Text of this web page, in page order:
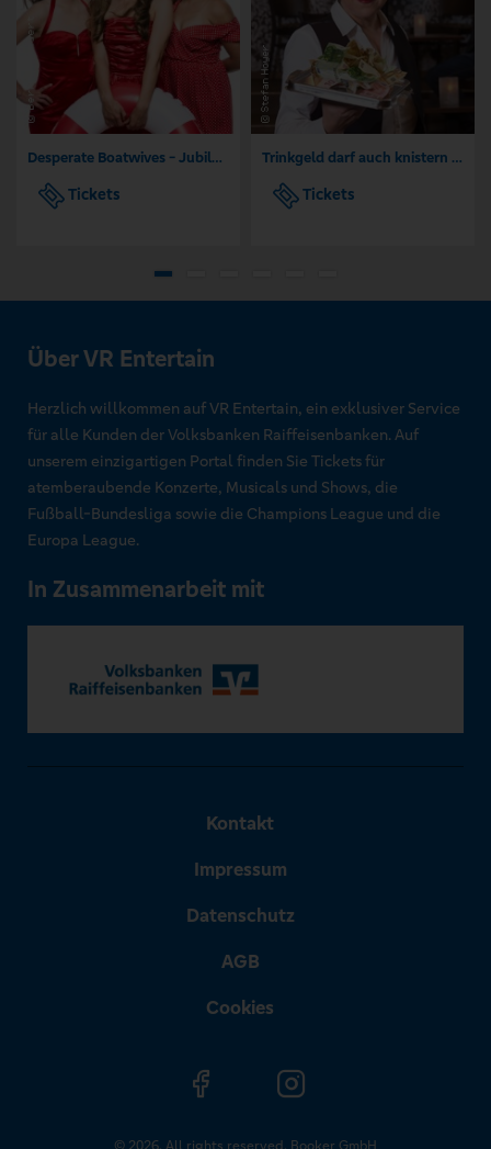
Desperate Boatwives - Jubiläums-Show
Tickets
Trinkgeld darf auch knistern - Central Kabarett Leipzig
Tickets
Über VR Entertain
Herzlich willkommen auf VR Entertain, ein exklusiver Service
für alle Kunden der Volksbanken Raiffeisenbanken. Auf
unserem einzigartigen Portal finden Sie Tickets für
atemberaubende Konzerte, Musicals und Shows, die
Fußball-Bundesliga sowie die Champions League und die
Europa League.
In Zusammenarbeit mit
Kontakt
Impressum
Datenschutz
AGB
Cookies